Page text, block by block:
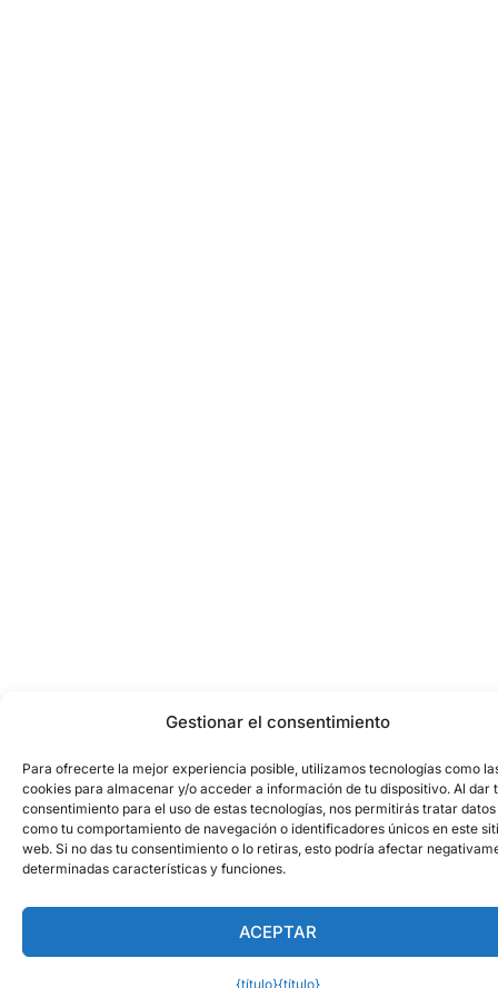
Gestionar el consentimiento
Para ofrecerte la mejor experiencia posible, utilizamos tecnologías como
cookies para almacenar y/o acceder a información de tu dispositivo. Al dar
consentimiento para el uso de estas tecnologías, nos permitirás tratar datos
como tu comportamiento de navegación o identificadores únicos en este
web. Si no das tu consentimiento o lo retiras, esto podría afectar
determinadas características y funciones.
ACEPTAR
{título}{título}